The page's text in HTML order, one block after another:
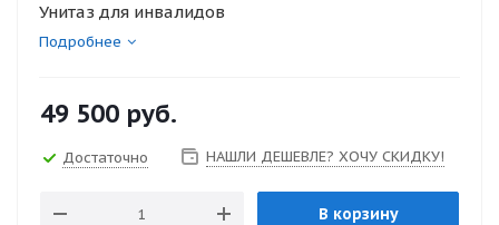
Унитаз для инвалидов
Подробнее
49 500 руб.
Достаточно НАШЛИ ДЕШЕВЛЕ? ХОЧУ СКИДКУ!
В корзину